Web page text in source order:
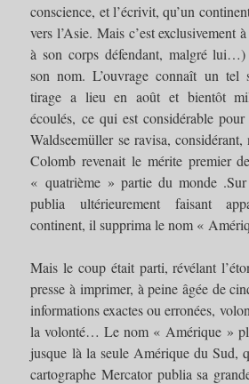
conscience, et l’écrivit, qu’un
vers l’Asie. Mais c’est exclusivement
à son corps défendant, malgré
son nom. L’ouvrage connaît un tel
tirage a lieu en août et bientôt
écoulés, ce qui est considérable pour
Waldseemüller se ravisa, considérant,
Colomb revenait le mérite premier
« quatrième » partie du monde
publia ultérieurement faisant
continent, il supprima le nom «
Mais le coup était parti, révélant
presse à imprimer, à peine âgée de
informations exactes ou erronées,
la volonté… Le nom « Amérique »
jusque là la seule Amérique du Sud,
cartographe Mercator publia sa